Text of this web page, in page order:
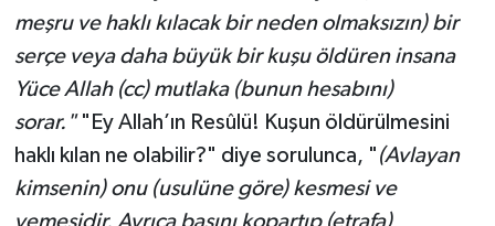
meşru ve haklı kılacak bir neden olmaksızın) bir
serçe veya daha büyük bir kuşu öldüren insana
Yüce Allah (cc) mutlaka (bunun hesabını)
sorar.""Ey Allah’ın Resûlü! Kuşun öldürülmesini
haklı kılan ne olabilir?" diye sorulunca, " (Avlayan
kimsenin) onu (usulüne göre) kesmesi ve
yemesidir. Ayrıca başını kopartıp (etrafa)